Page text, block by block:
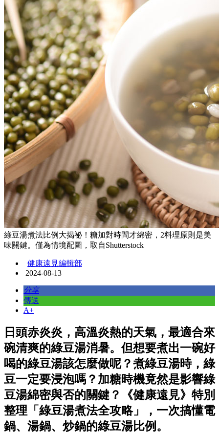
綠豆湯煮法比例大揭祕！糖加對時間才綿密，2料理原則是美
味關鍵。僅為情境配圖，取自Shutterstock
健康遠見編輯部
2024-08-13
分享
傳送
A+
日頭赤炎炎，高溫炎熱的天氣，最適合來
碗清爽的綠豆湯消暑。但想要煮出一碗好
喝的綠豆湯該怎麼做呢？煮綠豆湯時，綠
豆一定要浸泡嗎？加糖時機竟然是影響綠
豆湯綿密與否的關鍵？《健康遠見》特別
整理「綠豆湯煮法全攻略」，一次搞懂電
鍋、湯鍋、炒鍋的綠豆湯比例。